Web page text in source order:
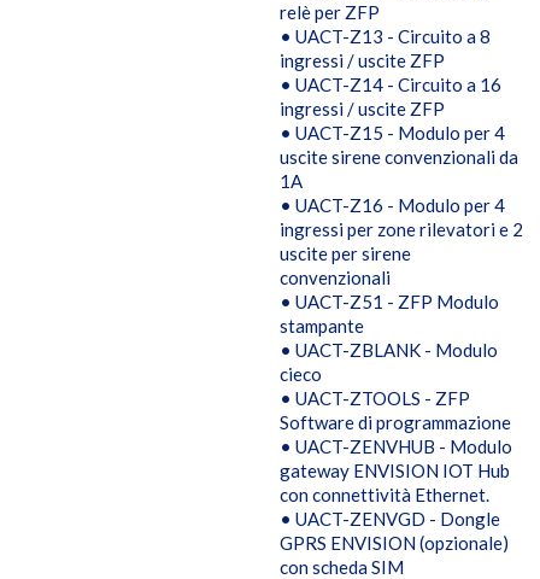
relè per ZFP
• UACT-Z13 - Circuito a 8
ingressi / uscite ZFP
• UACT-Z14 - Circuito a 16
ingressi / uscite ZFP
• UACT-Z15 - Modulo per 4
uscite sirene convenzionali da
1A
• UACT-Z16 - Modulo per 4
ingressi per zone rilevatori e 2
uscite per sirene
convenzionali
• UACT-Z51 - ZFP Modulo
stampante
• UACT-ZBLANK - Modulo
cieco
• UACT-ZTOOLS - ZFP
Software di programmazione
• UACT-ZENVHUB - Modulo
gateway ENVISION IOT Hub
con connettività Ethernet.
• UACT-ZENVGD - Dongle
GPRS ENVISION (opzionale)
con scheda SIM